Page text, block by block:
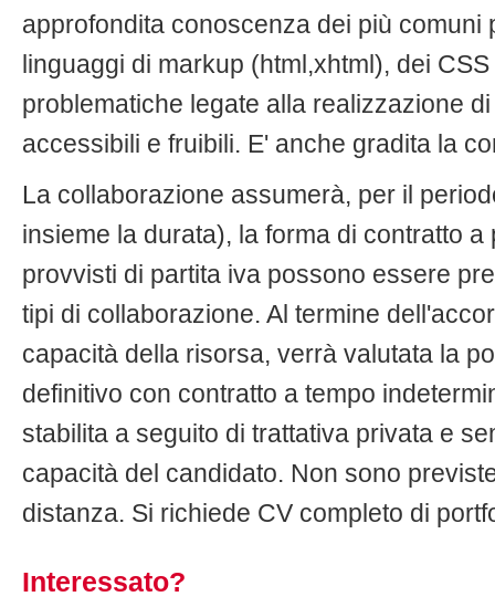
approfondita conoscenza dei più comuni
linguaggi di markup (html,xhtml), dei
problematiche legate alla realizzazione
accessibili e fruibili. E' anche gradita la
La collaborazione assumerà, per il
insieme la durata), la forma di contratto
provvisti di partita iva possono essere
tipi di collaborazione. Al termine
capacità della risorsa, verrà valutata la
definitivo con contratto a tempo
stabilita a seguito di trattativa privata e
capacità del candidato. Non sono
distanza. Si richiede CV completo di
Interessato?